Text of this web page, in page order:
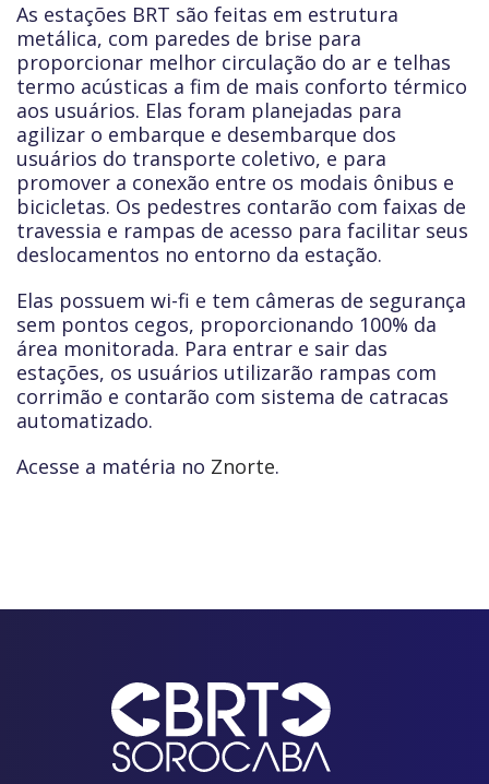
As estações BRT são feitas em estrutura
metálica, com paredes de brise para
proporcionar melhor circulação do ar e telhas
termo acústicas a fim de mais conforto térmico
aos usuários. Elas foram planejadas para
agilizar o embarque e desembarque dos
usuários do transporte coletivo, e para
promover a conexão entre os modais ônibus e
bicicletas. Os pedestres contarão com faixas de
travessia e rampas de acesso para facilitar seus
deslocamentos no entorno da estação.
Elas possuem wi-fi e tem câmeras de segurança
sem pontos cegos, proporcionando 100% da
área monitorada. Para entrar e sair das
estações, os usuários utilizarão rampas com
corrimão e contarão com sistema de catracas
automatizado.
Acesse a matéria no Znorte.